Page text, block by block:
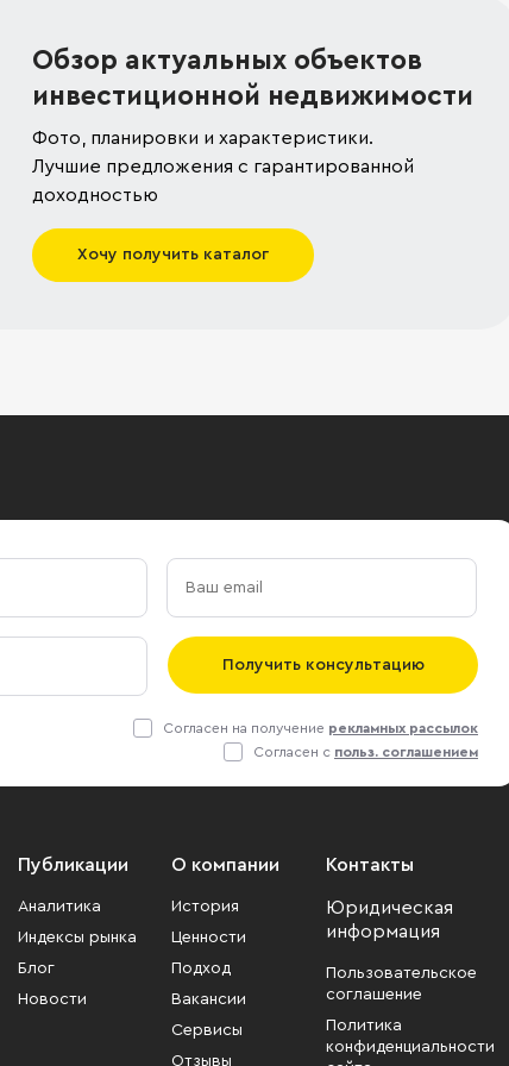
Обзор актуальных объектов
инвестиционной недвижимости
Фото, планировки и характеристики.
Лучшие предложения с гарантированной
доходностью
Хочу получить каталог
Получить консультацию
Согласен на получение рекламных рассылок
Согласен с польз. соглашением
Публикации
Аналитика
Индексы рынка
Блог
Новости
О компании
История
Ценности
Подход
Вакансии
Сервисы
Отзывы
Контакты
Юридическая
информация
Пользовательское
соглашение
Политика
конфиденциальности